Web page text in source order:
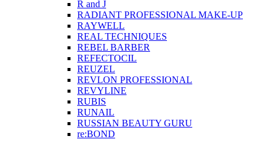
R and J
RADIANT PROFESSIONAL MAKE-UP
RAYWELL
REAL TECHNIQUES
REBEL BARBER
REFECTOCIL
REUZEL
REVLON PROFESSIONAL
REVYLINE
RUBIS
RUNAIL
RUSSIAN BEAUTY GURU
re:BOND